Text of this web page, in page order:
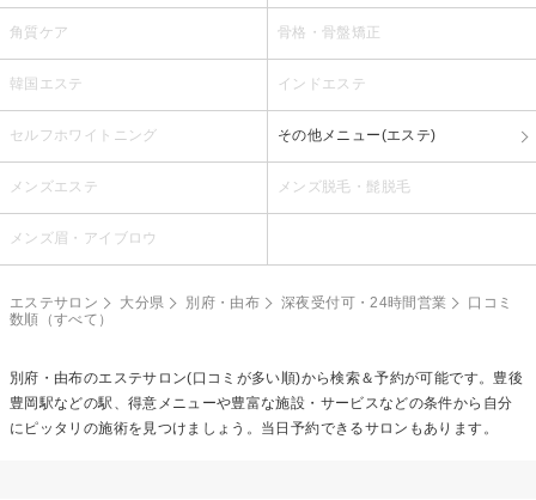
角質ケア 骨格・骨盤矯正
韓国エステ インドエステ
セルフホワイトニング その他メニュー(エステ)
メンズエステ メンズ脱毛・髭脱毛
メンズ眉・アイブロウ
エステサロン 大分県 別府・由布 深夜受付可・24時間営業
口コミ
数順（すべて）
別府・由布のエステサロン(口コミが多い順)から検索＆予約が可能です。豊後
豊岡駅などの駅、得意メニューや豊富な施設・サービスなどの条件から自分
にピッタリの施術を見つけましょう。当日予約できるサロンもあります。